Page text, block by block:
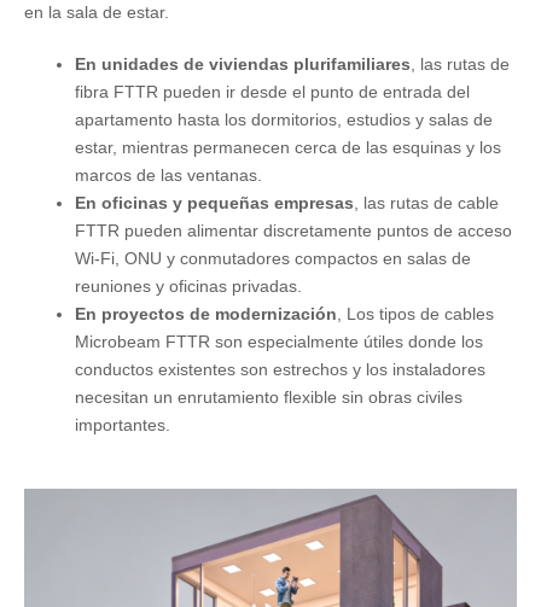
en la sala de estar.
En unidades de viviendas plurifamiliares , las rutas de
fibra FTTR pueden ir desde el punto de entrada del
apartamento hasta los dormitorios, estudios y salas de
estar, mientras permanecen cerca de las esquinas y los
marcos de las ventanas.
En oficinas y pequeñas empresas , las rutas de cable
FTTR pueden alimentar discretamente puntos de acceso
Wi-Fi, ONU y conmutadores compactos en salas de
reuniones y oficinas privadas.
En proyectos de modernización , Los tipos de cables
Microbeam FTTR son especialmente útiles donde los
conductos existentes son estrechos y los instaladores
necesitan un enrutamiento flexible sin obras civiles
importantes.